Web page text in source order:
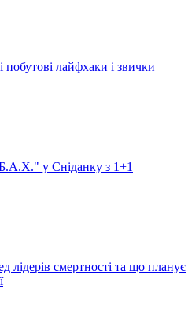
побутові лайфхаки і звички
у Сніданку з 1+1
лідерів смертності та що планує